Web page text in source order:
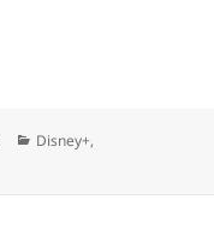
Categorías
Disney+,